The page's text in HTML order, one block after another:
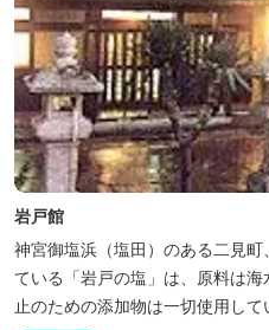
岩戸館
神宮御塩浜（塩田）のある二見
ている「岩戸の塩」は、原料は
止のための添加物は一切使用して